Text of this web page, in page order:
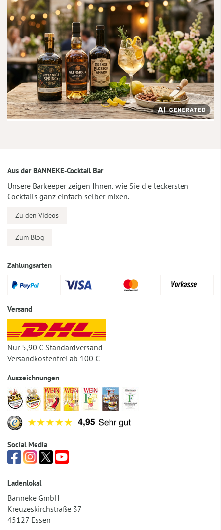
Aus der BANNEKE-Cocktail Bar
Unsere Barkeeper zeigen Ihnen, wie Sie die leckersten
Cocktails ganz einfach selber mixen.
Zu den Videos
Zum Blog
Zahlungsarten
Versand
Nur 5,90 € Standardversand
Versandkostenfrei ab 100 €
Auszeichnungen
Social Media
Ladenlokal
Banneke GmbH
Kreuzeskirchstraße 37
45127 Essen